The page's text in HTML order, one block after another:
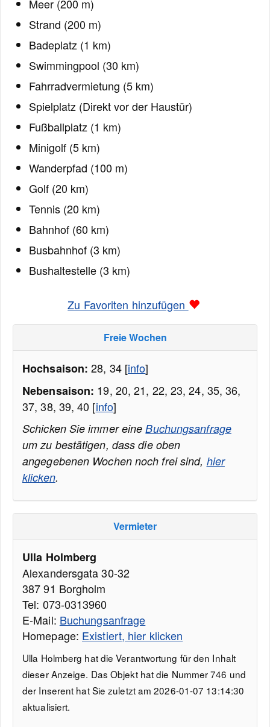
Meer (200 m)
Strand (200 m)
Badeplatz (1 km)
Swimmingpool (30 km)
Fahrradvermietung (5 km)
Spielplatz (Direkt vor der Haustür)
Fußballplatz (1 km)
Minigolf (5 km)
Wanderpfad (100 m)
Golf (20 km)
Tennis (20 km)
Bahnhof (60 km)
Busbahnhof (3 km)
Bushaltestelle (3 km)
Zu Favoriten hinzufügen
Freie Wochen
Hochsaison: 28, 34 [info]
Nebensaison: 19, 20, 21, 22, 23, 24, 35, 36,
37, 38, 39, 40 [info]
Schicken Sie immer eineBuchungsanfrage
um zu bestätigen, dass die oben
angegebenen Wochen noch frei sind, hier
klicken.
Vermieter
Ulla Holmberg
Alexandersgata 30-32
387 91 Borgholm
Tel: 073-0313960
E-Mail: Buchungsanfrage
Homepage: Existiert, hier klicken
Ulla Holmberg hat die Verantwortung für den Inhalt
dieser Anzeige. Das Objekt hat die Nummer 746 und
der Inserent hat Sie zuletzt am 2026-01-07 13:14:30
aktualisiert.